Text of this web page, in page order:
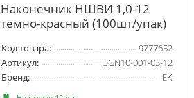
Наконечник НШВИ 1,0-12
темно-красный (100шт/упак)
Код товара:
9777652
Артикул:
UGN10-001-03-12
Бренд:
IEK